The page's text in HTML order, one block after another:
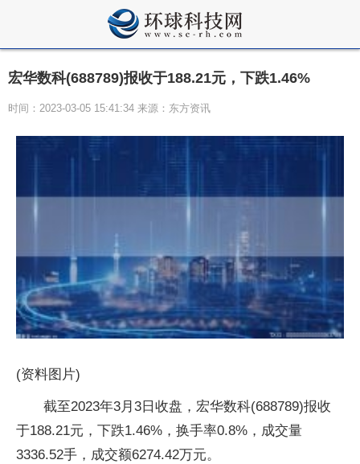
宏华数科(688789)报收于188.21元，下跌1.46%
时间：2023-03-05 15:41:34 来源：东方资讯
(资料图片)
截至2023年3月3日收盘，宏华数科(688789)报收
于188.21元，下跌1.46%，换手率0.8%，成交量
3336.52手，成交额6274.42万元。